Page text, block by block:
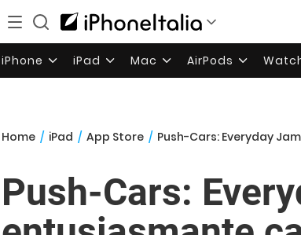
iPhone iPad Mac AirPods
Home / iPad / App Store / Push-Cars: Everyday
Push-Cars: